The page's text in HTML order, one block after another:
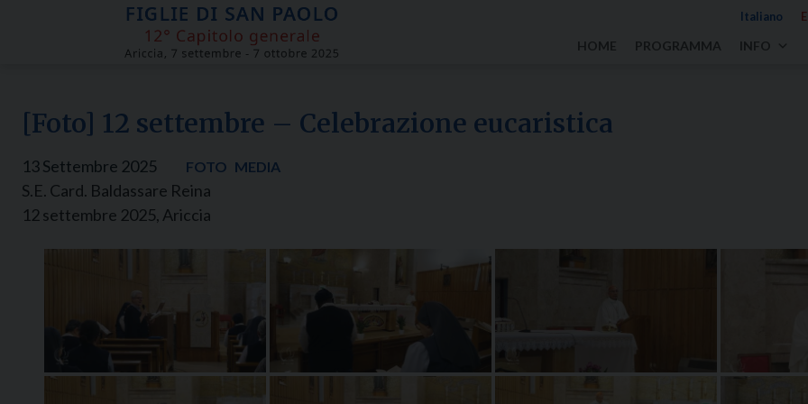
Italiano
HOME PROGRAMMA INFO
[Foto] 12 settembre – Celebrazione eucaristica
13 Settembre 2025 FOTO MEDIA
S.E. Card. Baldassare Reina
12 settembre 2025, Ariccia